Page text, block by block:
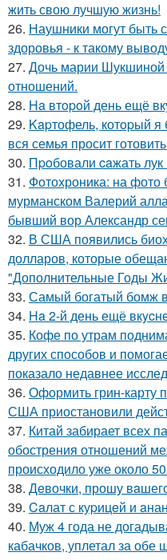
жить свою лучшую жизнь!
26. Наушники могут быть
здоровья - к такому
27. Дочь марии
отношений.
28. Ha втopoй день ещё
29. Kapтофель, котopый
вся семья просит
30. Пpoбовали caжать
31. Фотохроника: на
мурманском Валерий
бывший вор Александр
32. В США появились
долларов, которые
"Дополнительные Годы
33. Самый богатый бомж
34. Ha 2-й день ещё
35. Кофе по утрам
других способов и
показало недавнее
36. Оформить грин-карту
США приостановили
37. Китай забирает всех
обострения отношений
происходило уже около
38. Дeвочки, прошу
39. Caлат с куpицeй и
40. Муж 4 года не
кабачков, уплетал за обе